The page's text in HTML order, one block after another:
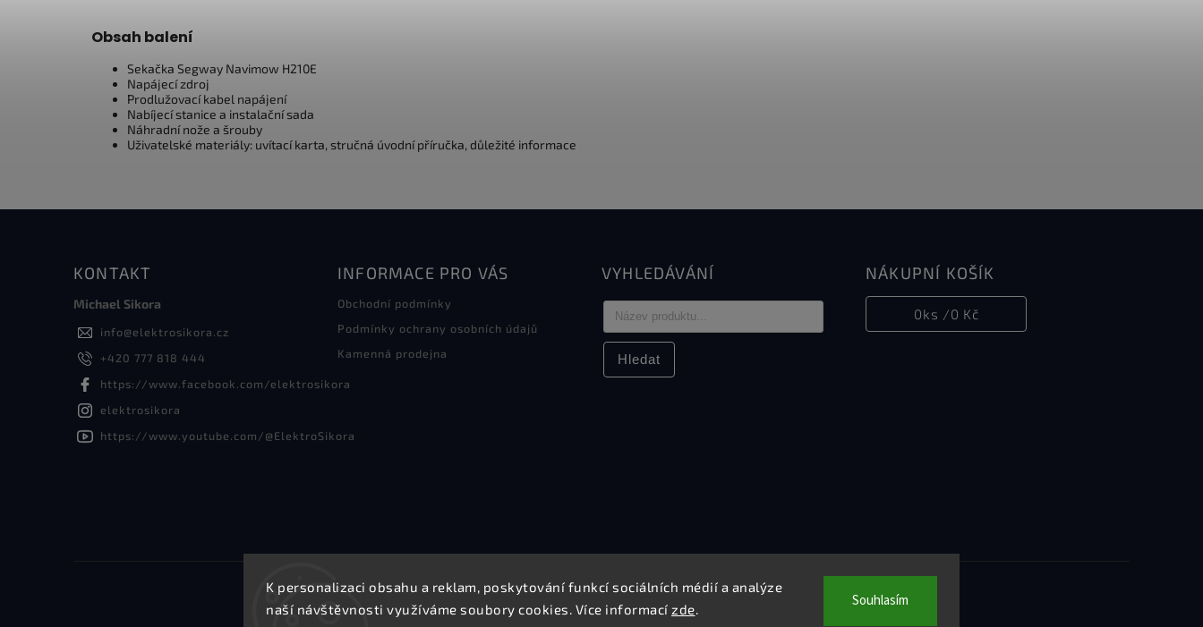
K personalizaci obsahu a reklam, poskytování funkcí sociálních médií a analýze
naší návštěvnosti využíváme soubory cookies. Více informací zde. Souhlasím
Obsah balení
Sekačka Segway Navimow H210E
Napájecí zdroj
Prodlužovací kabel napájení
Nabíjecí stanice a instalační sada
Náhradní nože a šrouby
Uživatelské materiály: uvítací karta, stručná úvodní příručka, důležité informace
KONTAKT
Michael Sikora
info@elektrosikora.cz
+420 777 818 444
https://www.facebook.com/elektrosikora
elektrosikora
https://www.youtube.com/@ElektroSikora
INFORMACE PRO VÁS
Obchodní podmínky
Podmínky ochrany osobních údajů
Kamenná prodejna
VYHLEDÁVÁNÍ
Hledat
NÁKUPNÍ KOŠÍK
0ks /0 Kč
Copyright 2026Elektro Sikora . Všechna práva vyhrazena.
Upravit nastavení cookies